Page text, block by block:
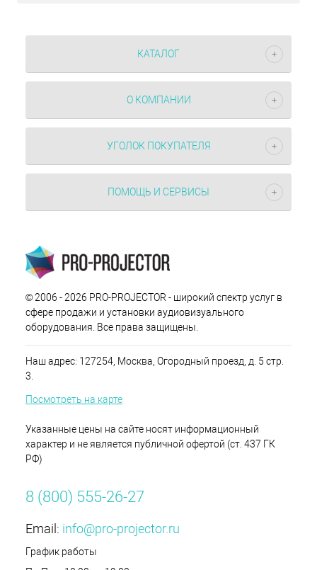
КАТАЛОГ
О КОМПАНИИ
УГОЛОК ПОКУПАТЕЛЯ
ПОМОЩЬ И СЕРВИСЫ
© 2006 - 2026 PRO-PROJECTOR - широкий спектр услуг в
сфере продажи и установки аудиовизуального
оборудования. Все права защищены.
Наш адрес: 127254, Москва, Огородный проезд, д. 5 стр.
3.
Посмотреть на карте
Указанные цены на сайте носят информационный
характер и не является публичной офертой (ст. 437 ГК
РФ)
8 (800) 555-26-27
Email: info@pro-projector.ru
График работы